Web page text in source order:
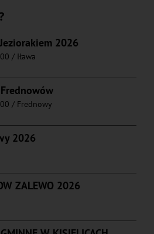
2026
/ Iława
/ Frednowy
2026
ZALEWO 2026